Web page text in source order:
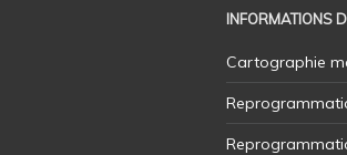
INFORMATIONS
Cartographie